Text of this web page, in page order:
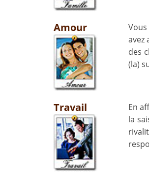
Amour
avez
des
(la)
Travail
En
la